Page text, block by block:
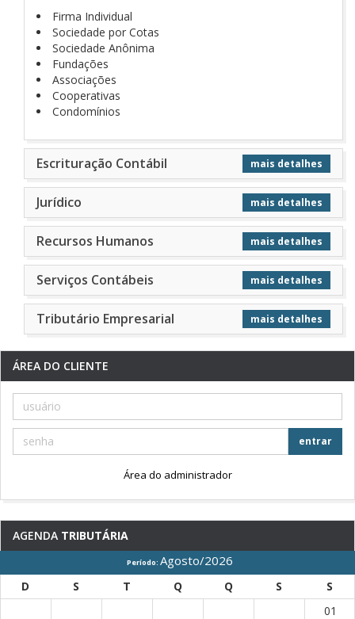
Firma Individual
Sociedade por Cotas
Sociedade Anônima
Fundações
Associações
Cooperativas
Condomínios
Escrituração Contábil mais detalhes
Jurí­dico mais detalhes
Recursos Humanos mais detalhes
Serviços Contábeis mais detalhes
Tributário Empresarial mais detalhes
ÁREA DO CLIENTE
entrar
Área do administrador
AGENDA TRIBUTÁRIA
Período: Agosto/2026
D S T Q Q S
S
01